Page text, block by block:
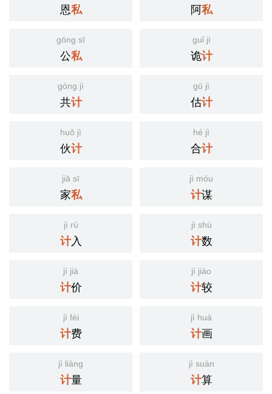
恩私 阿私
gōng sī
公私
guǐ jì
诡计
gòng jì
共计
gū jì
估计
huǒ jì
伙计
hé jì
合计
jiā sī
家私
jì móu
计谋
jì rù
计入
jì shù
计数
jì jià
计价
jì jiào
计较
jì fèi
计费
jì huà
计画
jì liàng
计量
jì suàn
计算